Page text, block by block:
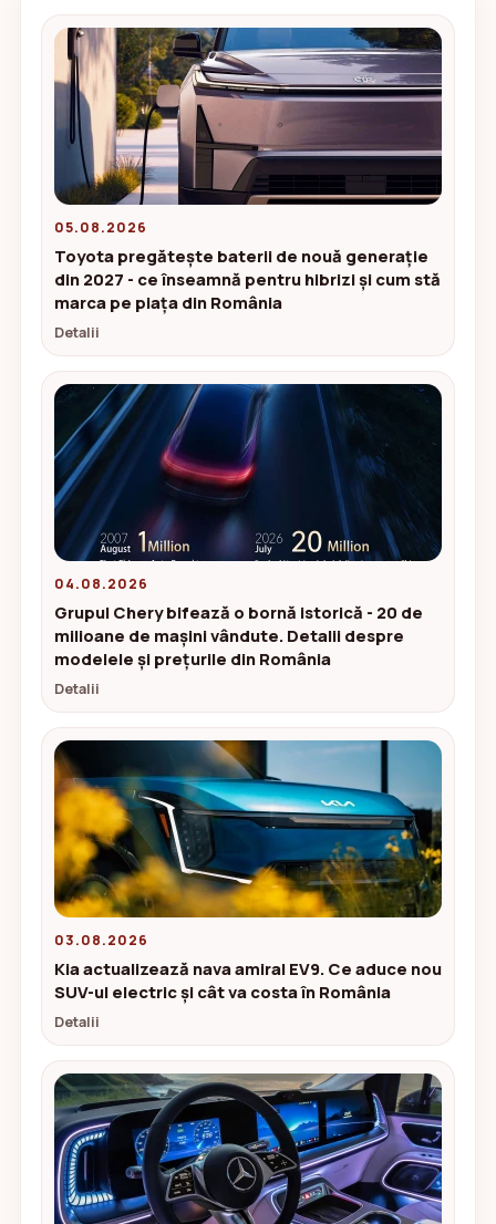
05.08.2026
Toyota pregătește baterii de nouă generație
din 2027 - ce înseamnă pentru hibrizi și cum stă
marca pe piața din România
Detalii
04.08.2026
Grupul Chery bifează o bornă istorică - 20 de
milioane de mașini vândute. Detalii despre
modelele și prețurile din România
Detalii
03.08.2026
Kia actualizează nava amiral EV9. Ce aduce nou
SUV-ul electric și cât va costa în România
Detalii